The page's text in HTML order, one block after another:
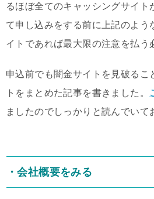
るほぼ全てのキャッシングサイト
て申し込みをする前に上記のよう
イトであれば最大限の注意を払う
申込前でも闇金サイトを見破るこ
トをまとめた記事を書きました。
ましたのでしっかりと読んでいて
・会社概要をみる